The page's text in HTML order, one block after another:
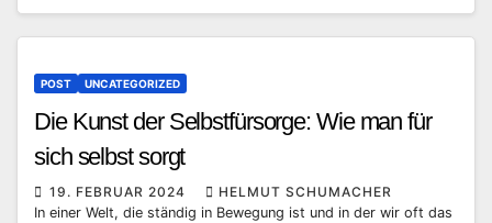
POST UNCATEGORIZED
Die Kunst der Selbstfürsorge: Wie man für
sich selbst sorgt
19. FEBRUAR 2024
HELMUT SCHUMACHER
In einer Welt, die ständig in Bewegung ist und in der wir oft das